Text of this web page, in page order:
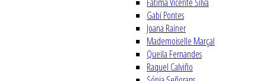
Fátima Vicente Silva
Gabi Pontes
Joana Rainer
Mademoiselle Marçal
Queila Fernandes
Raquel Calviño